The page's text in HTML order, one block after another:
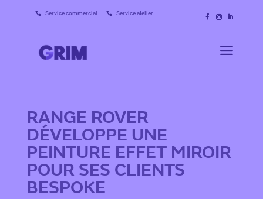
 Service commercial  Service atelier
a
RANGE ROVER
DÉVELOPPE UNE
PEINTURE EFFET MIROIR
POUR SES CLIENTS
BESPOKE